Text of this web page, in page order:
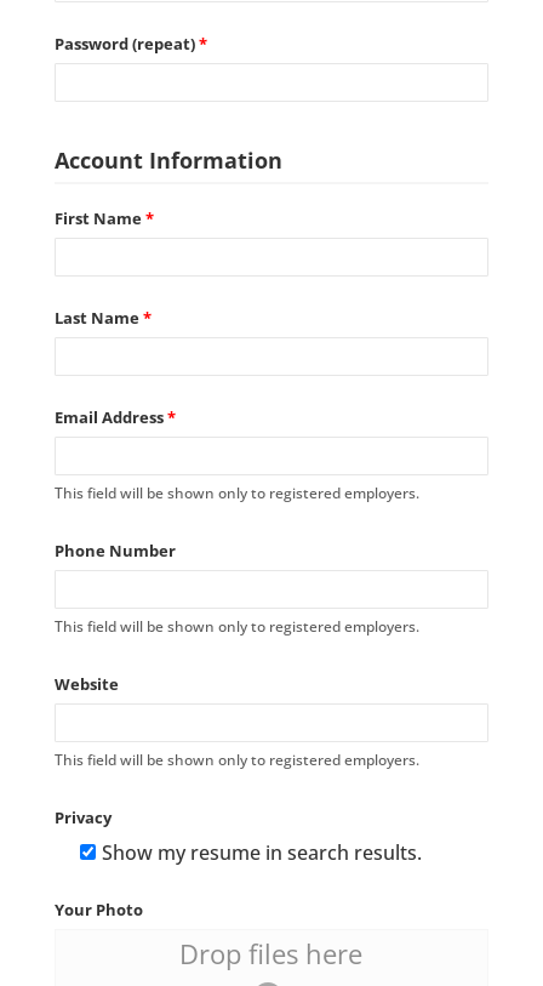
Password (repeat)*
Account Information
First Name*
Last Name*
Email Address*
This field will be shown only to registered employers.
Phone Number
This field will be shown only to registered employers.
Website
This field will be shown only to registered employers.
Privacy
Show my resume in search results.
Your Photo
Drop files here